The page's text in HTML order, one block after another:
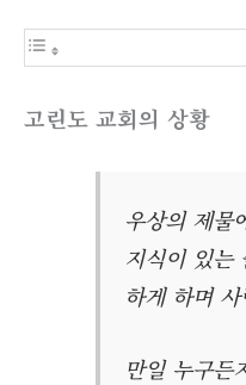
고린도 교회의 상황
우상의 제물
지식이 있는
하게 하며
만일 누구든